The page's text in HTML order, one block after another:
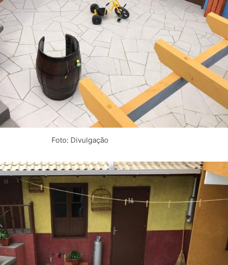
Foto: Divulgação